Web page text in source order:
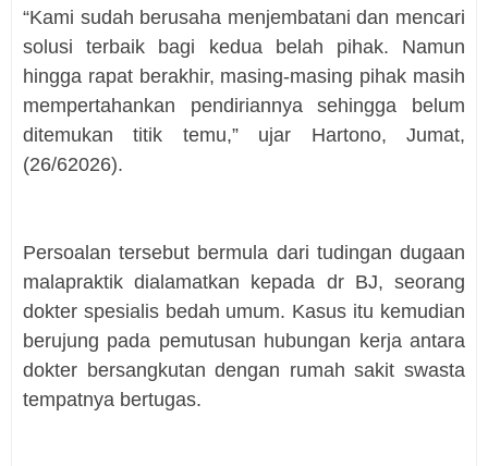
“Kami sudah berusaha menjembatani dan mencari
solusi terbaik bagi kedua belah pihak. Namun
hingga rapat berakhir, masing-masing pihak masih
mempertahankan pendiriannya sehingga belum
ditemukan titik temu,” ujar Hartono, Jumat,
(26/62026).
Persoalan tersebut bermula dari tudingan dugaan
malapraktik dialamatkan kepada dr BJ, seorang
dokter spesialis bedah umum. Kasus itu kemudian
berujung pada pemutusan hubungan kerja antara
dokter bersangkutan dengan rumah sakit swasta
tempatnya bertugas.